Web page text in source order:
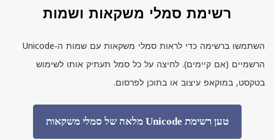
רשימת סמלי משקאות ושמות
השתמשו ברשימה כדי לראות סמלי משקאות עם שמות ה‑Unicode
הרשמיים (אם קיימים). לחיצה על כל סמל תעתיק אותו לשימוש
בטקסט, במוקאפ עיצוב או בתוכן לפרסום.
טען רשימת Unicode מלאה של סמלי משקאות